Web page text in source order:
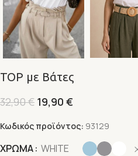
TOP με Βάτες
32,90€ 19,90 €
Κωδικός προϊόντος: 93129
ΧΡΩΜΑ WHITE
Alternative: